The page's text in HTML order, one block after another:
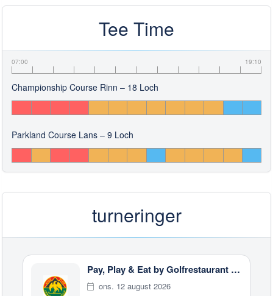
Tee Time
07:00 19:10
Championship Course Rinn – 18 Loch
Parkland Course Lans – 9 Loch
turneringer
Pay, Play & Eat by Golfrestaurant Rinn
ons. 12 august 2026